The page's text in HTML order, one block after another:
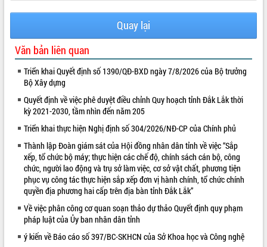
VIDEO
Quay lại
Văn bản liên quan
Triển khai Quyết định số 1390/QĐ-BXD ngày 7/8/2026 của Bộ trưởng
Bộ Xây dựng
Quyết định về việc phê duyệt điều chỉnh Quy hoạch tỉnh Đắk Lắk thời
kỳ 2021-2030, tầm nhìn đến năm 205
Triển khai thực hiện Nghị định số 304/2026/NĐ-CP của Chính phủ
Thành lập Đoàn giám sát của Hội đồng nhân dân tỉnh về việc “Sắp
xếp, tổ chức bộ máy; thực hiện các chế độ, chính sách cán bộ, công
chức, người lao động và trụ sở làm việc, cơ sở vật chất, phương tiện
phục vụ công tác thực hiện sắp xếp đơn vị hành chính, tổ chức chính
quyền địa phương hai cấp trên địa bàn tỉnh Đắk Lắk”
Về việc phân công cơ quan soạn thảo dự thảo Quyết định quy phạm
pháp luật của Ủy ban nhân dân tỉnh
ý kiến về Báo cáo số 397/BC-SKHCN của Sở Khoa học và Công nghệ